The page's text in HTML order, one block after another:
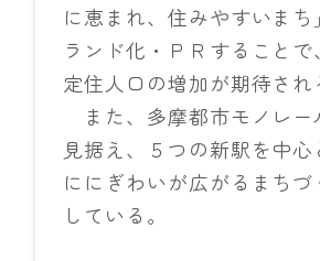
に恵まれ、住みやすいま
ランド化・ＰＲすることで
定住人口の増加が期待され
また、多摩都市モノレー
見据え、５つの新駅を中
ににぎわいが広がるまち
している。